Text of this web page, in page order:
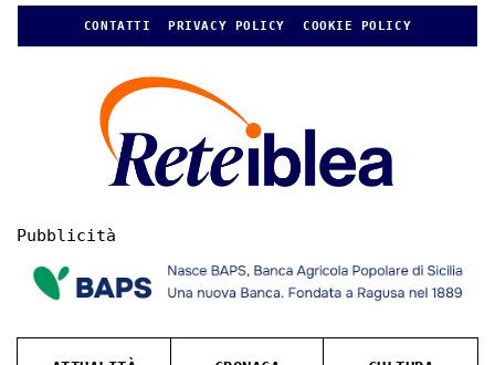
CONTATTI PRIVACY POLICY COOKIE POLICY
Pubblicità